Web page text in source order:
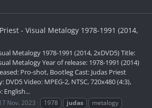
- Visual Metalogy 1978-1991 (2014,
Metalogy 1978-1991 (2014, 2xDVD5) Title:
Metalogy Year of release: 1978-1991 (2014)
Pro-shot, Bootleg Cast: Judas Priest
DVD5 Video: MPEG-2, NTSC, 720x480 (4:3),
English...
Nov. 2023 1978 judas
metalogy